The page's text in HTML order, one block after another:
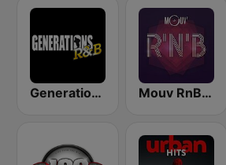
Generations R&B Mouv RnB & Soul